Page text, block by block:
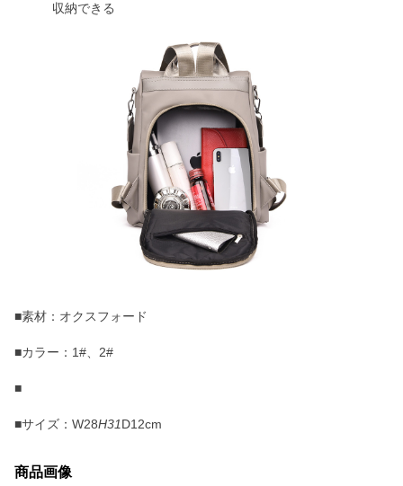
収納できる
■素材：オクスフォード
■カラー：1#、2#
■
■サイズ：W28H31D12cm
商品画像